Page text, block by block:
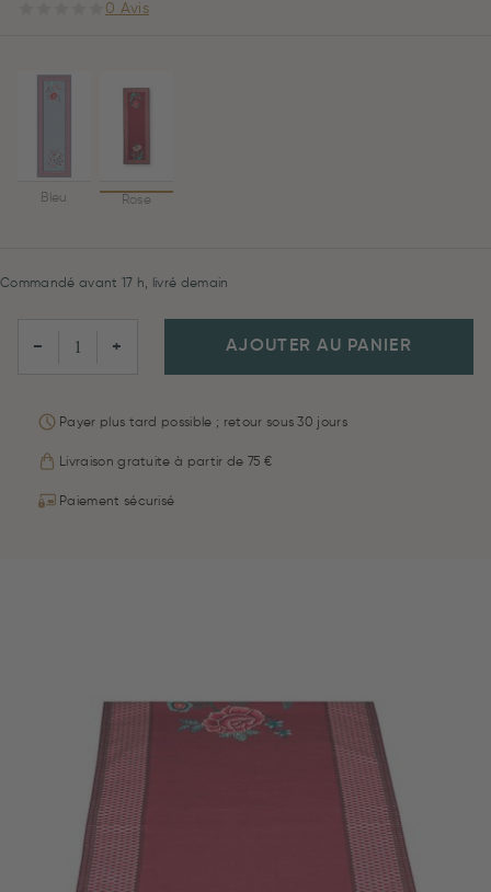
0 Avis
Bleu Rose
Commandé avant 17 h, livré demain
− + AJOUTER AU PANIER
Payer plus tard possible ; retour sous 30 jours
Livraison gratuite à partir de 75 €
Paiement sécurisé